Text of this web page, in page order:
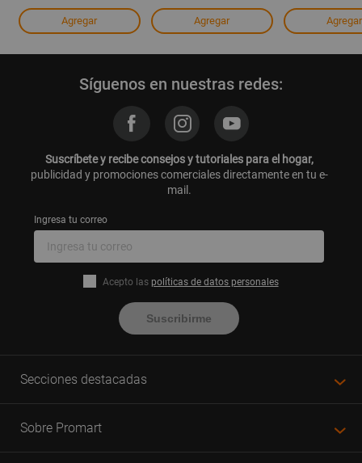
Agregar Agregar Agregar
Síguenos en nuestras redes:
Suscríbete y recibe consejos y tutoriales para el hogar,
publicidad y promociones comerciales directamente en tu e-
mail.
Ingresa tu correo
Acepto las políticas de datos personales
Suscribirme
Secciones destacadas
Sobre Promart